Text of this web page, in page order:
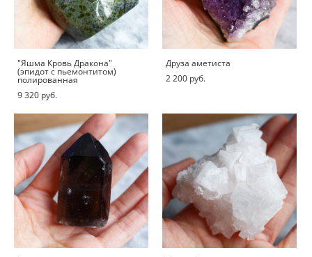
"Яшма Кровь Дракона"
(эпидот с пьемонтитом)
полированная
9 320 pуб.
Друза аметиста
2 200 pуб.